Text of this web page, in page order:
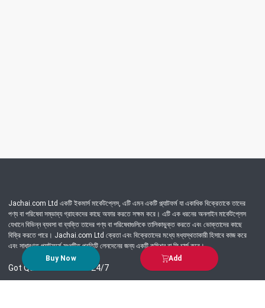
Buy Now Add
Jachai.com Ltd একটি ইকমার্স মার্কেটপ্লেস, এটি এমন একটি প্ল্যাটফর্ম যা একাধিক বিক্রেতাকে তাদের
পণ্য বা পরিষেবা সম্ভাব্য গ্রাহকদের কাছে অফার করতে সক্ষম করে। এটি এক ধরনের অনলাইন মার্কেটপ্লেস
যেখানে বিভিন্ন ব্যবসা বা ব্যক্তি তাদের পণ্য বা পরিষেবাগুলিকে তালিকাভুক্ত করতে এবং ভোক্তাদের কাছে
বিক্রি করতে পারে। Jachai.com Ltd ক্রেতা এবং বিক্রেতাদের মধ্যে মধ্যস্থতাকারী হিসাবে কাজ করে
এবং সাধারণত প্ল্যাটফর্মে সংঘটিত প্রতিটি লেনদেনের জন্য একটি কমিশন বা ফি চার্জ করে।
Got Question? Call us 24/7